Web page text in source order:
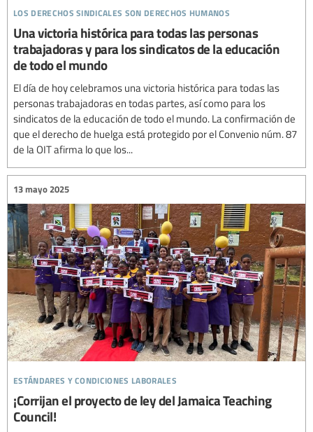
los derechos sindicales son derechos humanos
Una victoria histórica para todas las personas
trabajadoras y para los sindicatos de la educación
de todo el mundo
El día de hoy celebramos una victoria histórica para todas las
personas trabajadoras en todas partes, así como para los
sindicatos de la educación de todo el mundo. La confirmación de
que el derecho de huelga está protegido por el Convenio núm. 87
de la OIT afirma lo que los...
estándares y condiciones laborales
13 mayo 2025
¡Corrijan el proyecto de ley del Jamaica Teaching
Council!